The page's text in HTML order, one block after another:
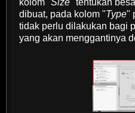
kolom "Size" tentukan
dibuat, pada kolom "Type"
tidak perlu dilakukan bagi
yang akan menggantinya